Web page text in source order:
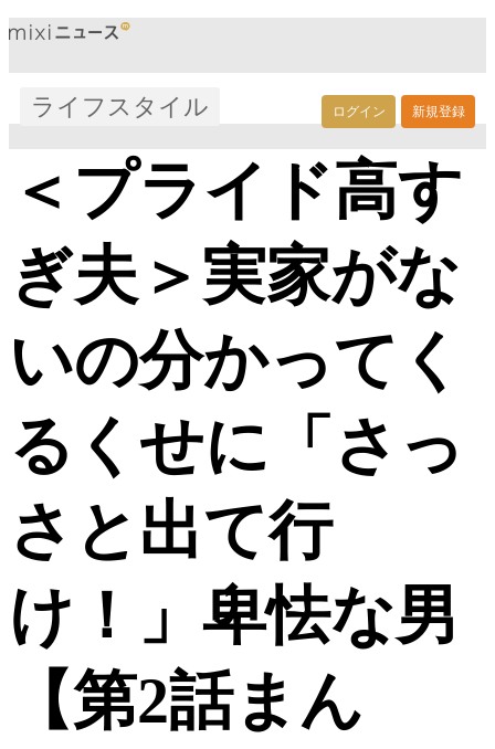
ログイン 新規登録
ライフスタイル
＜プライド高す
ぎ夫＞実家がな
いの分かってく
るくせに「さっ
さと出て行
け！」卑怯な男
【第2話まん